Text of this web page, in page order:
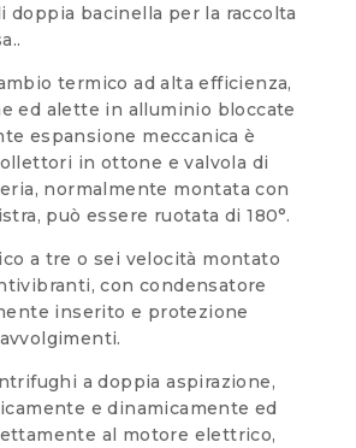
doppia bacinella per la raccolta
termico ad alta efficienza,
ed alette in alluminio bloccate
espansione meccanica è
in ottone e valvola di
normalmente montata con
può essere ruotata di 180°.
a tre o sei velocità montato
con condensatore
inserito e protezione
a doppia aspirazione,
e dinamicamente ed
al motore elettrico,